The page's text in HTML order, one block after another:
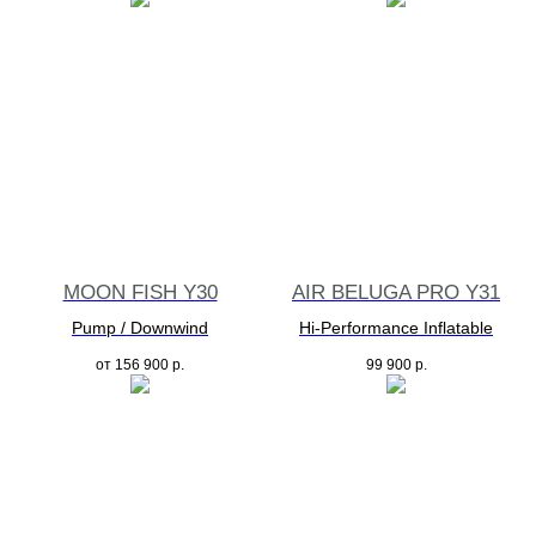
MOON FISH Y30
Pump / Downwind
от 156 900 р.
AIR BELUGA PRO Y31
Hi-Performance Inflatable
99 900 р.